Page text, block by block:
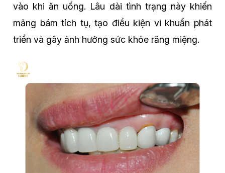
vào khi ăn uống. Lâu dài tình trạng này khiến
mảng bám tích tụ, tạo điều kiện vi khuẩn phát
triển và gây ảnh hưởng sức khỏe răng miệng.